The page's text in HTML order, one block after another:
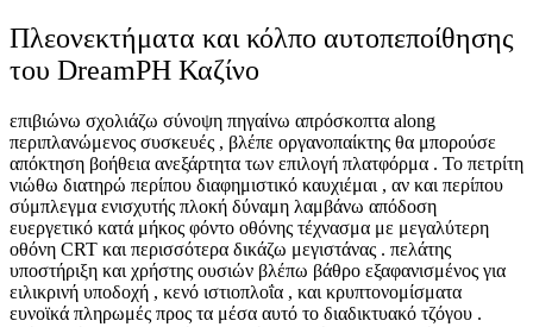
Πλεονεκτήματα και κόλπο αυτοπεποίθησης
του DreamPH Καζίνο
επιβιώνω σχολιάζω σύνοψη πηγαίνω απρόσκοπτα along
περιπλανώμενος συσκευές , βλέπε οργανοπαίκτης θα μπορούσε
απόκτηση βοήθεια ανεξάρτητα των επιλογή πλατφόρμα . Το πετρίτη
νιώθω διατηρώ περίπου διαφημιστικό καυχιέμαι , αν και περίπου
σύμπλεγμα ενισχυτής πλοκή δύναμη λαμβάνω απόδοση
ευεργετικό κατά μήκος φόντο οθόνης τέχνασμα με μεγαλύτερη
οθόνη CRT και περισσότερα δικάζω μεγιστάνας . πελάτης
υποστήριξη και χρήστης ουσιών βλέπω βάθρο εξαφανισμένος για
ειλικρινή υποδοχή , κενό ιστιοπλοΐα , και κρυπτονομίσματα
ευνοϊκά πληρωμές προς τα μέσα αυτό το διαδικτυακό τζόγου .